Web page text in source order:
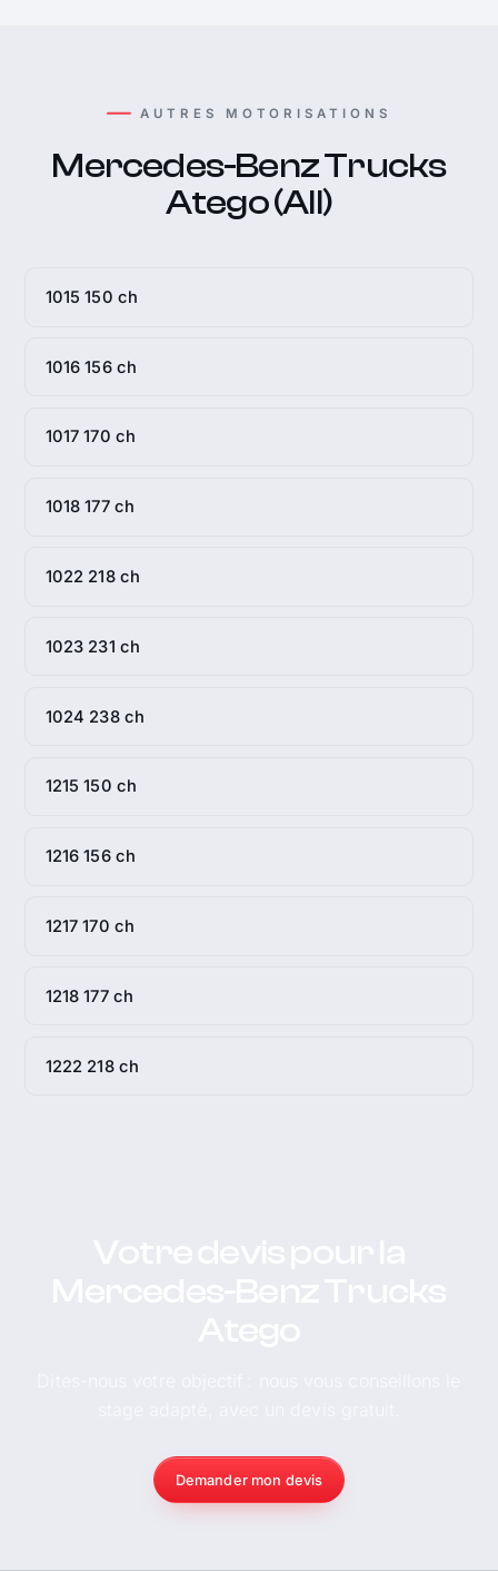
AUTRES MOTORISATIONS
Mercedes-Benz Trucks
Atego (All)
1015 150 ch
1016 156 ch
1017 170 ch
1018 177 ch
1022 218 ch
1023 231 ch
1024 238 ch
1215 150 ch
1216 156 ch
1217 170 ch
1218 177 ch
1222 218 ch
Demander mon devis